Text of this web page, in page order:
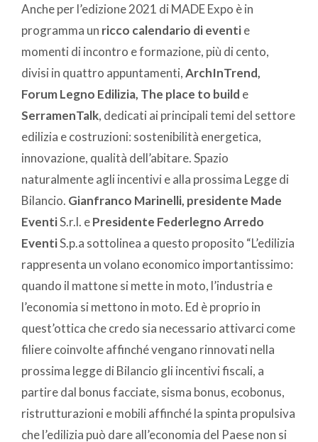
Anche per l’edizione 2021 di MADE Expo è in
programma un ricco calendario di eventie
momenti di incontro e formazione, più di cento,
divisi in quattro appuntamenti,ArchInTrend,
Forum Legno Edilizia, The place to build e
SerramenTalk, dedicati ai principali temi del settore
edilizia e costruzioni: sostenibilità energetica,
innovazione, qualità dell’abitare. Spazio
naturalmente agli incentivi e alla prossima Legge di
Bilancio. Gianfranco Marinelli, presidente Made
EventiS.r.l. ePresidente Federlegno Arredo
EventiS.p.a sottolinea a questo proposito “L’edilizia
rappresenta un volano economico importantissimo:
quando il mattone si mette in moto, l’industria e
l’economia si mettono in moto. Ed è proprio in
quest’ottica che credo sia necessario attivarci come
filiere coinvolte affinché vengano rinnovati nella
prossima legge di Bilancio gli incentivi fiscali, a
partire dal bonus facciate, sisma bonus, ecobonus,
ristrutturazioni e mobili affinché la spinta propulsiva
che l’edilizia può dare all’economia del Paese non si